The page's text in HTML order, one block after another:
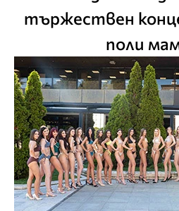
тържествен
поли